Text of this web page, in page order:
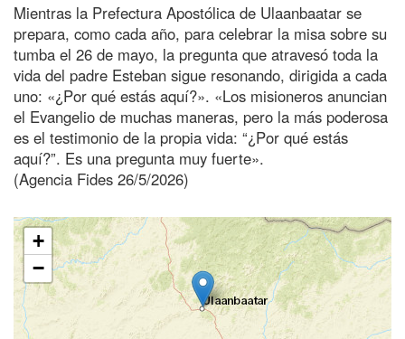
Mientras la Prefectura Apostólica de Ulaanbaatar se
prepara, como cada año, para celebrar la misa sobre su
tumba el 26 de mayo, la pregunta que atravesó toda la
vida del padre Esteban sigue resonando, dirigida a cada
uno: «¿Por qué estás aquí?». «Los misioneros anuncian
el Evangelio de muchas maneras, pero la más poderosa
es el testimonio de la propia vida: “¿Por qué estás
aquí?”. Es una pregunta muy fuerte».
(Agencia Fides 26/5/2026)
+
−